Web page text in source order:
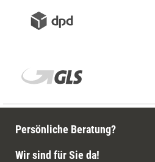
Persönliche Beratung?
Wir sind für Sie da!